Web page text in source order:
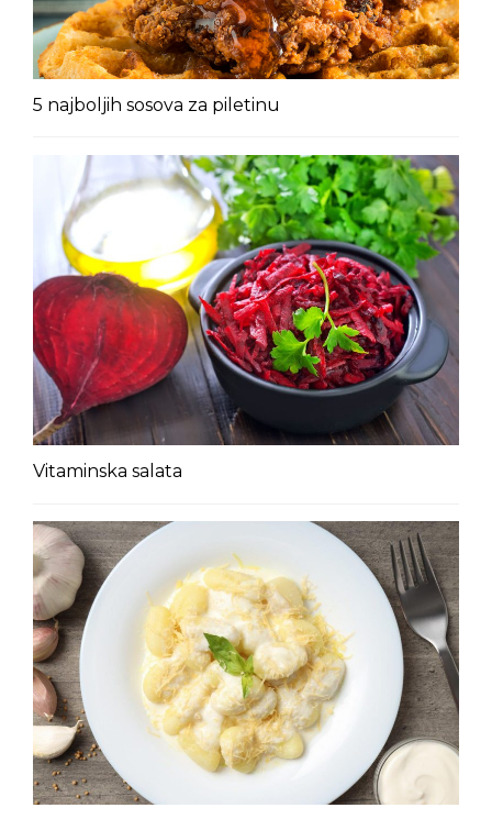
5 najboljih sosova za piletinu
Vitaminska salata